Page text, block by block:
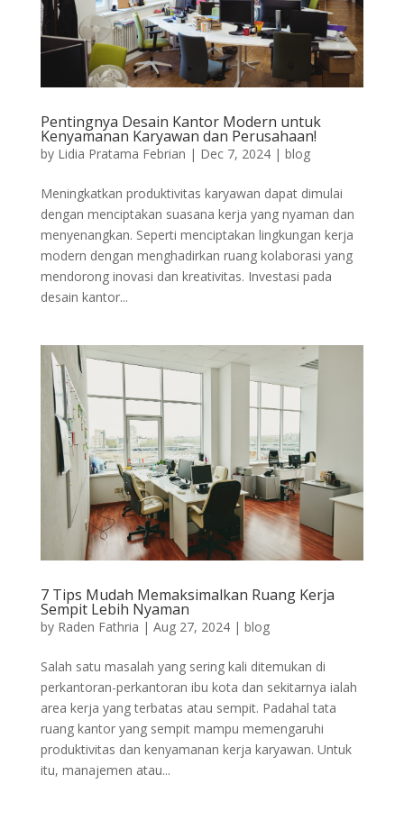
Pentingnya Desain Kantor Modern untuk
Kenyamanan Karyawan dan Perusahaan!
by Lidia Pratama Febrian | Dec 7, 2024| blog
Meningkatkan produktivitas karyawan dapat dimulai
dengan menciptakan suasana kerja yang nyaman dan
menyenangkan. Seperti menciptakan lingkungan kerja
modern dengan menghadirkan ruang kolaborasi yang
mendorong inovasi dan kreativitas. Investasi pada
desain kantor...
7 Tips Mudah Memaksimalkan Ruang Kerja
Sempit Lebih Nyaman
by Raden Fathria | Aug 27, 2024| blog
Salah satu masalah yang sering kali ditemukan di
perkantoran-perkantoran ibu kota dan sekitarnya ialah
area kerja yang terbatas atau sempit. Padahal tata
ruang kantor yang sempit mampu memengaruhi
produktivitas dan kenyamanan kerja karyawan. Untuk
itu, manajemen atau...